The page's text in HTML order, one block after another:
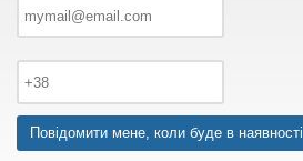
Повідомити мене, коли буде в наявності